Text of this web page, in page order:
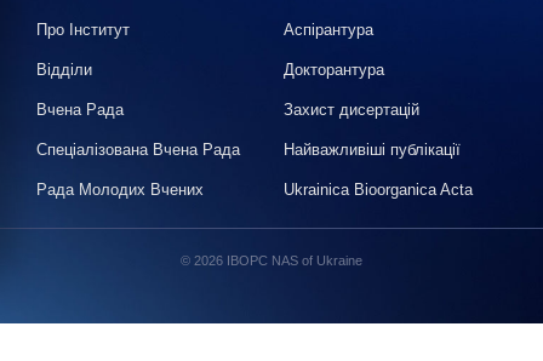
Про Інститут
Відділи
Вчена Рада
Спеціалізована Вчена Рада
Рада Молодих Вчених
Аспірантура
Докторантура
Захист дисертацій
Найважливіші публікації
Ukrainica Bioorganica Acta
© 2026 IBOPC NAS of Ukraine